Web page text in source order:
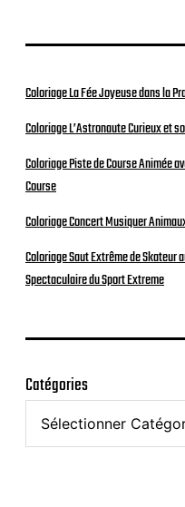
Coloriage La Fée Joyeuse dans la
Coloriage L’Astronaute Curieux et
Coloriage Piste de Course Animée
Course
Coloriage Concert Musiquer
Coloriage Saut Extrême de Skateur
Spectaculaire du Sport Extreme
Catégories